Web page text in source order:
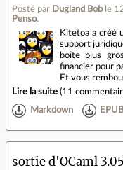
Posté par Dugland Bob le
Penso.
Kitetoa a créé
support
boîte plus
financier pour
Et vous
Lire la suite (11
Markdown
sortie d'OCaml 3.05